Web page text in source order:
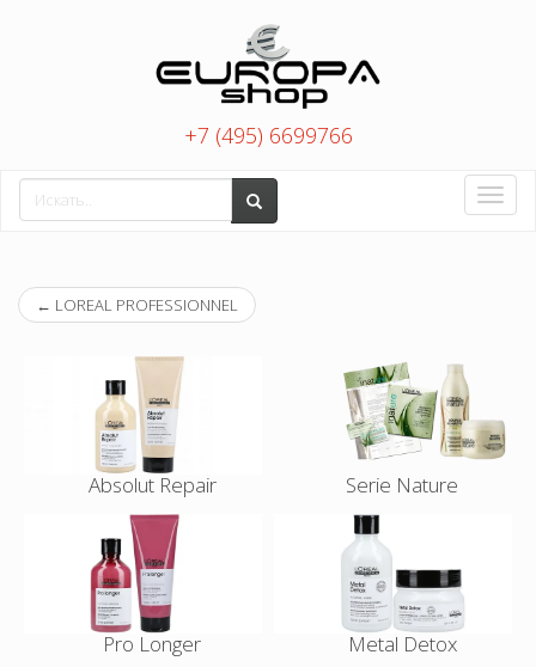
+7 (495) 6699766
Toggle
← LOREAL PROFESSIONNEL
Absolut Repair Serie Nature
Pro Longer Metal Detox